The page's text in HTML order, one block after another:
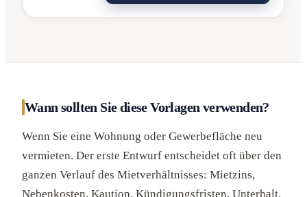
Wann sollten Sie diese Vorlagen verwenden?
Wenn Sie eine Wohnung oder Gewerbefläche neu
vermieten. Der erste Entwurf entscheidet oft über den
ganzen Verlauf des Mietverhältnisses: Mietzins,
Nebenkosten, Kaution, Kündigungsfristen, Unterhalt.